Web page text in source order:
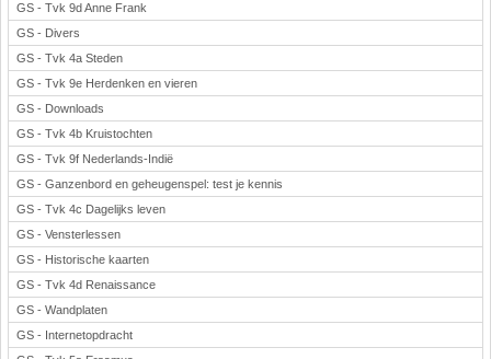
GS - Tvk 9d Anne Frank
GS - Divers
GS - Tvk 4a Steden
GS - Tvk 9e Herdenken en vieren
GS - Downloads
GS - Tvk 4b Kruistochten
GS - Tvk 9f Nederlands-Indië
GS - Ganzenbord en geheugenspel: test je kennis
GS - Tvk 4c Dagelijks leven
GS - Vensterlessen
GS - Historische kaarten
GS - Tvk 4d Renaissance
GS - Wandplaten
GS - Internetopdracht